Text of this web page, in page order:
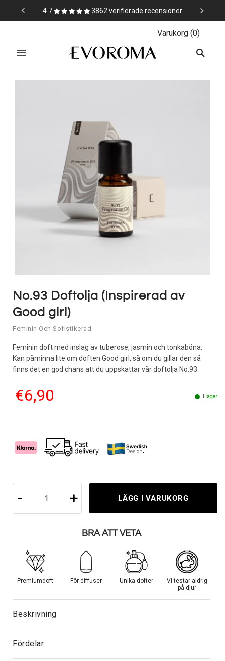
4.7 3862 verifierade recensioner
Varukorg (0)
No.93 Doftolja (Inspirerad av
Good girl)
Feminin Och Sofistikerad
Feminin doft med inslag av tuberose, jasmin och tonkaböna.
Kan påminna lite om doften Good girl, så om du gillar den så
finns det en god chans att du uppskattar vår doftolja No.93.
€6,90 I lager
- +
BRA ATT VETA
Premiumdoft För diffuser Unika dofter
Vi testar aldrig
på djur
Beskrivning
Fördelar